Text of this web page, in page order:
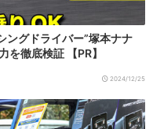
ングドライバー”塚本ナナ
徹底検証 【PR】
2024/12/25